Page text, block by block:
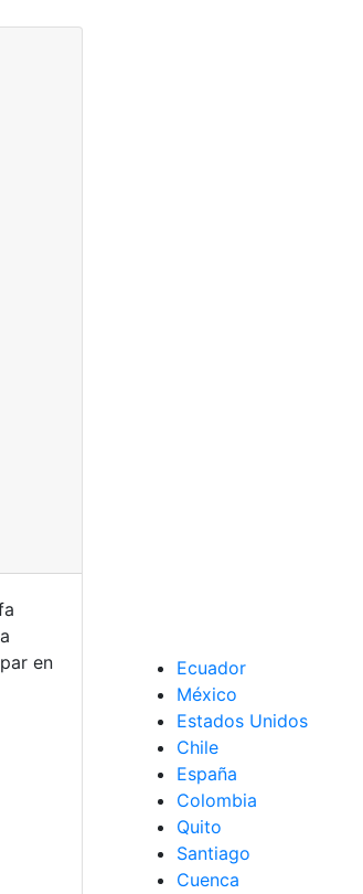
en
Ecuador
México
Estados Unidos
Chile
España
Colombia
Quito
Santiago
Cuenca